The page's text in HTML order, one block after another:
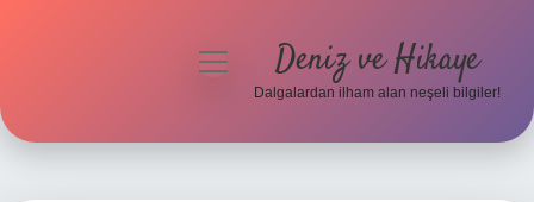
menüyü
Deniz ve Hikaye
Dalgalardan ilham alan neşeli bilgiler!